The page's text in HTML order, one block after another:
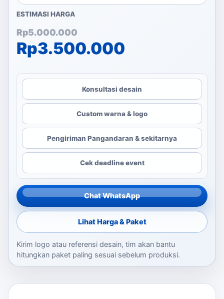
ESTIMASI HARGA
Rp5.000.000
Harga aslinya adalah:
Rp3.500.000
Harga saat ini adalah:
Konsultasi desain
Custom warna & logo
Pengiriman Pangandaran & sekitarnya
Cek deadline event
Chat WhatsApp
Lihat Harga & Paket
Kirim logo atau referensi desain, tim akan bantu
hitungkan paket paling sesuai sebelum produksi.